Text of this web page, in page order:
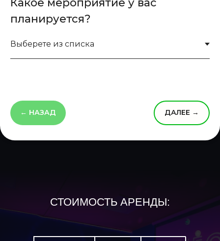
Какое мероприятие у вас
планируется?
← НАЗАД ДАЛЕЕ →
СТОИМОСТЬ АРЕНДЫ: